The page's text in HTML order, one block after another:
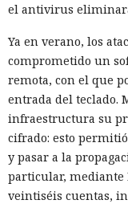
el antivirus
Ya en verano, los
comprometido un
remota, con el que
entrada del teclado.
infraestructura su
cifrado: esto
y pasar a la
particular, mediante
veintiséis cuentas,